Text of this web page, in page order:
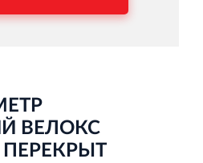
ВЕЛОКС